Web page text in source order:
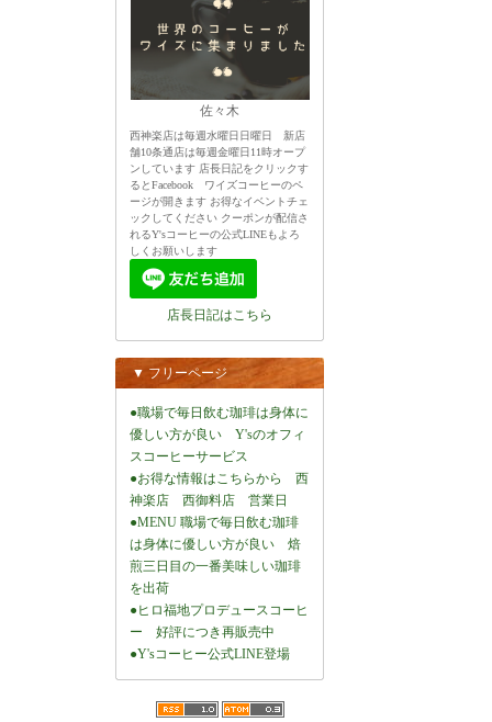
佐々木
西神楽店は毎週水曜日日曜日 新店
舗10条通店は毎週金曜日11時オープ
ンしています 店長日記をクリックす
るとFacebook ワイズコーヒーのペ
ージが開きます お得なイベントチェ
ックしてください クーポンが配信さ
れるY'sコーヒーの公式LINEもよろ
しくお願いします
店長日記はこちら
▼ フリーページ
●職場で毎日飲む珈琲は身体に
優しい方が良い Y'sのオフィ
スコーヒーサービス
●お得な情報はこちらから 西
神楽店 西御料店 営業日
●MENU 職場で毎日飲む珈琲
は身体に優しい方が良い 焙
煎三日目の一番美味しい珈琲
を出荷
●ヒロ福地プロデュースコーヒ
ー 好評につき再販売中
●Y'sコーヒー公式LINE登場